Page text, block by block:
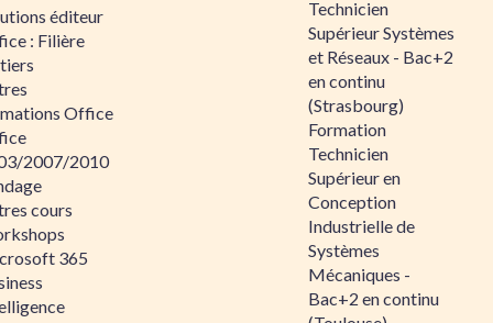
éditeur
: Filière
Office
2007/2010
cours
365
Technicien
Supérieur Systèmes
et Réseaux - Bac+2
en continu
(Strasbourg)
Formation
Technicien
Supérieur en
Conception
Industrielle de
Systèmes
Mécaniques -
Bac+2 en continu